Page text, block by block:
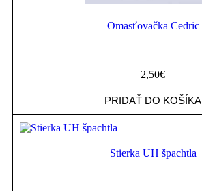
Omasťovačka Cedric
2,50€
PRIDAŤ DO KOŠÍKA
Stierka UH špachtla